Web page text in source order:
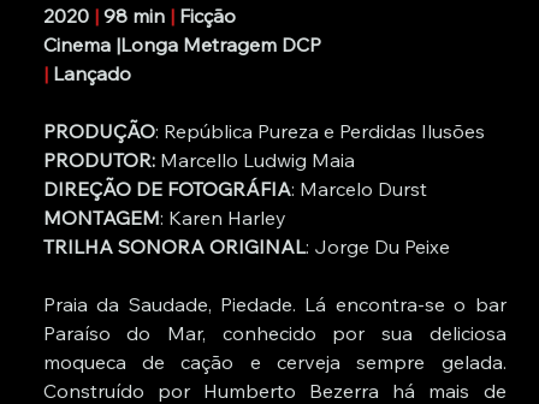
2020 | 98 min | Ficção
Cinema |Longa Metragem DCP
| Lançado
PRODUÇÃO: República Pureza e Perdidas Ilusões
PRODUTOR: Marcello Ludwig Maia
DIREÇÃO DE FOTOGRÁFIA: Marcelo Durst
MONTAGEM: Karen Harley
TRILHA SONORA ORIGINAL: Jorge Du Peixe
Praia da Saudade, Piedade. Lá encontra-se o bar
Paraíso do Mar, conhecido por sua deliciosa
moqueca de cação e cerveja sempre gelada.
Construído por Humberto Bezerra há mais de